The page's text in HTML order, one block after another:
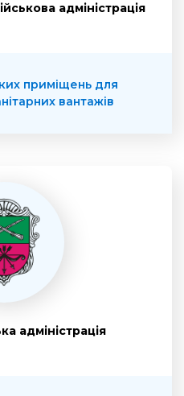
адміністрація
приміщень для
вантажів
адміністрація